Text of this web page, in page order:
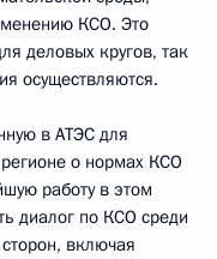
КСО. Это
деловых кругов, так
осуществляются.
в АТЭС для
о нормах КСО
работу в этом
диалог по КСО среди
включая